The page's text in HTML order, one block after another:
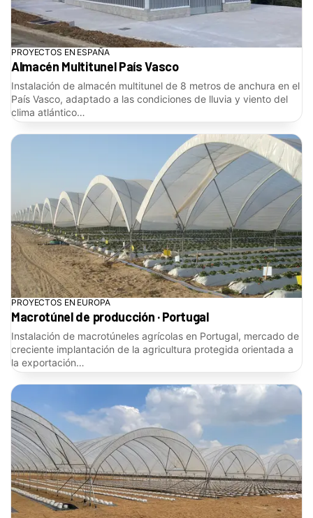
PROYECTOS EN ESPAÑA
Almacén Multitunel País Vasco
Instalación de almacén multitunel de 8 metros de anchura en el
País Vasco, adaptado a las condiciones de lluvia y viento del
clima atlántico…
PROYECTOS EN EUROPA
Macrotúnel de producción · Portugal
Instalación de macrotúneles agrícolas en Portugal, mercado de
creciente implantación de la agricultura protegida orientada a
la exportación…